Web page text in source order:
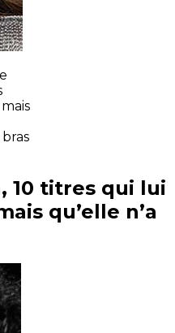
10 titres qui lui
qu’elle n’a